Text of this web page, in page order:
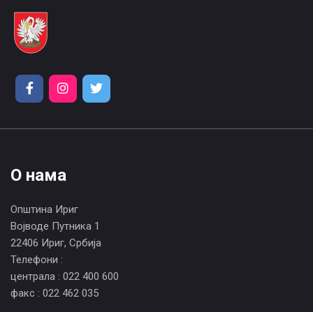
О нама
Општина Ириг
Војводе Путника 1
22406 Ириг, Србија
Телефони :
централа : 022 400 600
факс : 022 462 035